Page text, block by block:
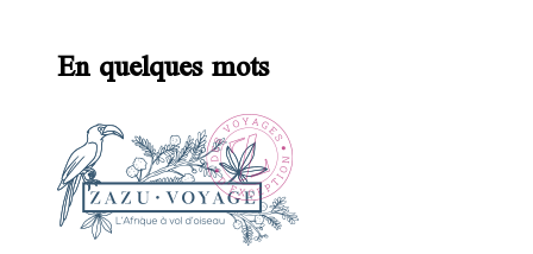
En quelques mots